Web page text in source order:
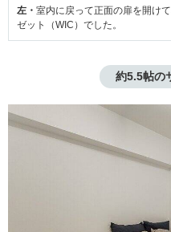
左・ 室内に戻って正面の扉を開け
ゼット（WIC）でした。
約5.5帖の